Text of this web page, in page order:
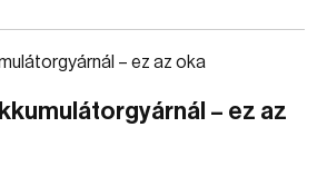
– ez az